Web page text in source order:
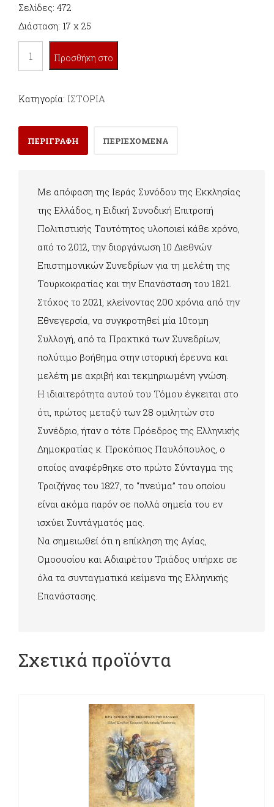
Σελίδες: 472
Διάσταση: 17 x 25
ΦΙΛΕΛΕΥΘΕΡΟΙ
ΤΟΥ
ΑΓΩΝΟΣ
ΤΗΣ
ποσότητα
Προσθήκη στο
Κατηγορία: ΙΣΤΟΡΙΑ
ΠΕΡΙΓΡΑΦΗ ΠΕΡΙΕΧΟΜΕΝΑ
Με απόφαση της Ιεράς Συνόδου της Εκκλησίας
της Ελλάδος, η Ειδική Συνοδική Επιτροπή
Πολιτιστικής Ταυτότητος υλοποιεί κάθε χρόνο,
από το 2012, την διοργάνωση 10 Διεθνών
Επιστημονικών Συνεδρίων για τη μελέτη της
Τουρκοκρατίας και την Επανάσταση του 1821.
Στόχος το 2021, κλείνοντας 200 χρόνια από την
Εθνεγερσία, να συγκροτηθεί μία 10τομη
Συλλογή, από τα Πρακτικά των Συνεδρίων,
πολύτιμο βοήθημα στην ιστορική έρευνα και
μελέτη με ακριβή και τεκμηριωμένη γνώση.
Η ιδιαιτερότητα αυτού του Τόμου έγκειται στο
ότι, πρώτος μεταξύ των 28 ομιλητών στο
Συνέδριο, ήταν ο τότε Πρόεδρος της Ελληνικής
Δημοκρατίας κ. Προκόπιος Παυλόπουλος, ο
οποίος αναφέρθηκε στο πρώτο Σύνταγμα της
Τροιζήνας του 1827, το “πνεύμα” του οποίου
είναι ακόμα παρόν σε πολλά σημεία του εν
ισχύει Συντάγματός μας.
Να σημειωθεί ότι η επίκληση της Αγίας,
Ομοουσίου και Αδιαιρέτου Τριάδος υπήρχε σε
όλα τα συνταγματικά κείμενα της Ελληνικής
Επανάστασης.
Σχετικά προϊόντα